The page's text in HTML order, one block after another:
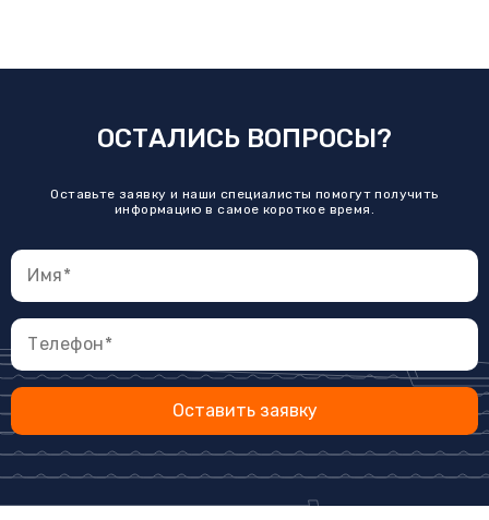
ОСТАЛИСЬ ВОПРОСЫ?
Оставьте заявку и наши специалисты помогут получить
информацию в самое короткое время.
Оставить заявку